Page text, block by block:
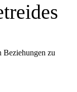
Beziehungen zu